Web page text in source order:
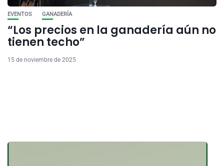
EVENTOS GANADERÍA
“Los precios en la ganadería aún no
tienen techo”
15 de noviembre de 2025